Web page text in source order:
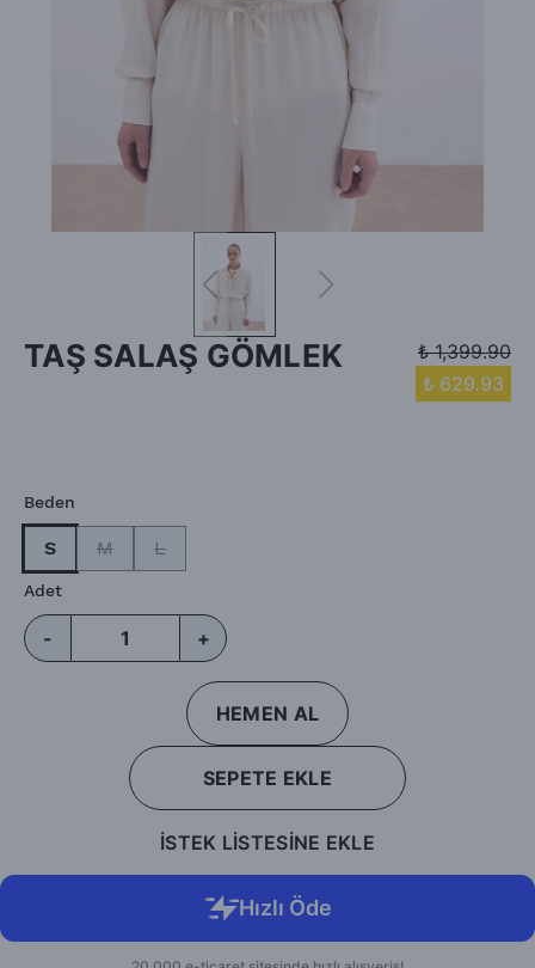
TAŞ SALAŞ GÖMLEK
₺ 1,399.90
₺ 629.93
Beden
S M L
Adet
- +
HEMEN AL
SEPETE EKLE
İSTEK LİSTESİNE EKLE